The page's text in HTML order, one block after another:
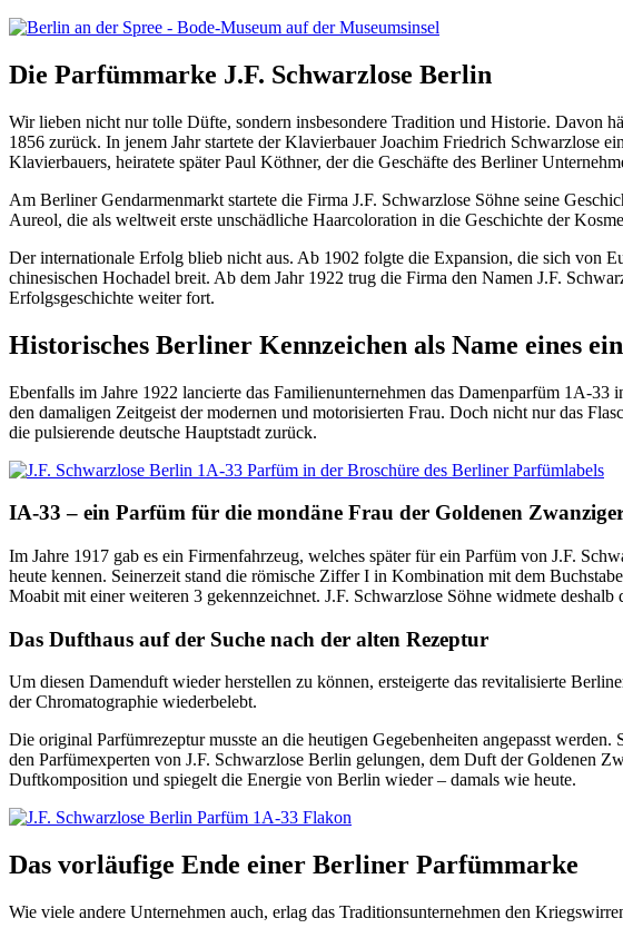
Die Parfümmarke J.F. Schwarzlose Berlin
Wir lieben nicht nur tolle Düfte, sondern insbesondere Tradition und Historie. Davon
1856 zurück. In jenem Jahr startete der Klavierbauer Joachim Friedrich Schwarzlose
Klavierbauers, heiratete später Paul Köthner, der die Geschäfte des Berliner
Am Berliner Gendarmenmarkt startete die Firma J.F. Schwarzlose Söhne seine
Aureol, die als weltweit erste unschädliche Haarcoloration in die Geschichte der
Der internationale Erfolg blieb nicht aus. Ab 1902 folgte die Expansion, die sich von
chinesischen Hochadel breit. Ab dem Jahr 1922 trug die Firma den Namen J.F.
Erfolgsgeschichte weiter fort.
Historisches Berliner Kennzeichen als Name eines
Ebenfalls im Jahre 1922 lancierte das Familienunternehmen das Damenparfüm 1A-
den damaligen Zeitgeist der modernen und motorisierten Frau. Doch nicht nur das
die pulsierende deutsche Hauptstadt zurück.
IA-33 – ein Parfüm für die mondäne Frau der Goldenen
Im Jahre 1917 gab es ein Firmenfahrzeug, welches später für ein Parfüm von J.F.
heute kennen. Seinerzeit stand die römische Ziffer I in Kombination mit dem
Moabit mit einer weiteren 3 gekennzeichnet. J.F. Schwarzlose Söhne widmete
Das Dufthaus auf der Suche nach der alten Rezeptur
Um diesen Damenduft wieder herstellen zu können, ersteigerte das revitalisierte
der Chromatographie wiederbelebt.
Die original Parfümrezeptur musste an die heutigen Gegebenheiten angepasst werden.
den Parfümexperten von J.F. Schwarzlose Berlin gelungen, dem Duft der Goldenen
Duftkomposition und spiegelt die Energie von Berlin wieder – damals wie heute.
Das vorläufige Ende einer Berliner Parfümmarke
Wie viele andere Unternehmen auch, erlag das Traditionsunternehmen den